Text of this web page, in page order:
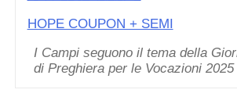
HOPE COUPON + SEMI
I Campi seguono il tema della
di Preghiera per le Vocazioni